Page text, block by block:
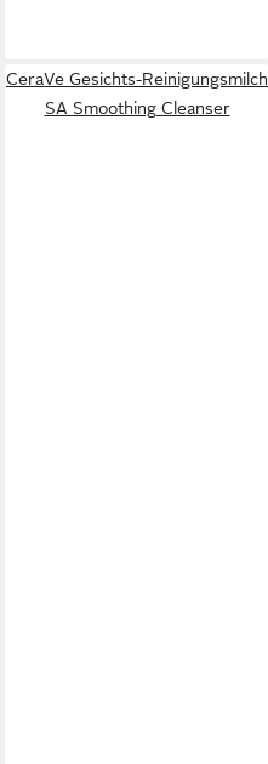
CeraVe Gesichts-Reinigungsmilch
SA Smoothing Cleanser